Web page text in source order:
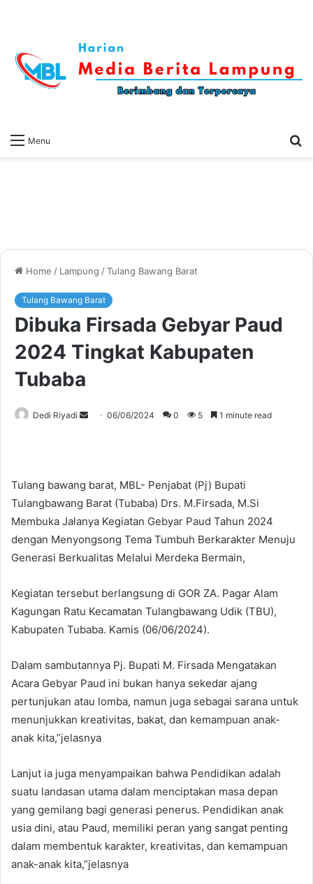
Menu
Home / Lampung /Tulang Bawang Barat
Tulang Bawang Barat
Dibuka Firsada Gebyar Paud
2024 Tingkat Kabupaten
Tubaba
Dedi Riyadi
Send06/06/2024 0 5 1 minute read
Tulang bawang barat, MBL- Penjabat (Pj) Bupati
Tulangbawang Barat (Tubaba) Drs. M.Firsada, M.Si
Membuka Jalanya Kegiatan Gebyar Paud Tahun 2024
dengan Menyongsong Tema Tumbuh Berkarakter Menuju
Generasi Berkualitas Melalui Merdeka Bermain,
Kegiatan tersebut berlangsung di GOR ZA. Pagar Alam
Kagungan Ratu Kecamatan Tulangbawang Udik (TBU),
Kabupaten Tubaba. Kamis (06/06/2024).
Dalam sambutannya Pj. Bupati M. Firsada Mengatakan
Acara Gebyar Paud ini bukan hanya sekedar ajang
pertunjukan atau lomba, namun juga sebagai sarana untuk
menunjukkan kreativitas, bakat, dan kemampuan anak-
anak kita,”jelasnya
Lanjut ia juga menyampaikan bahwa Pendidikan adalah
suatu landasan utama dalam menciptakan masa depan
yang gemilang bagi generasi penerus. Pendidikan anak
usia dini, atau Paud, memiliki peran yang sangat penting
dalam membentuk karakter, kreativitas, dan kemampuan
anak-anak kita,”jelasnya